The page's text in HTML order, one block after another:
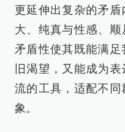
更延伸出复杂的矛
大、纯真与性感、
矛盾性使其既能满
旧渴望，又能成为
流的工具，适配不同
象。